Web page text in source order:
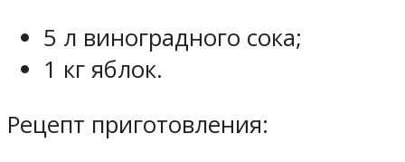
5 л виноградного сока;
1 кг яблок.
Рецепт приготовления: